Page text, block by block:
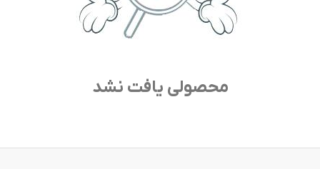
محصولی یافت نشد